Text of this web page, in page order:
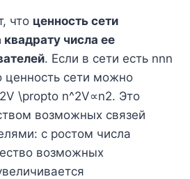
что ценность сети
числа ее
. Если в сети есть nnn
ценность сети можно
\propto n^2V∝n2. Это
возможных связей
с ростом числа
возможных